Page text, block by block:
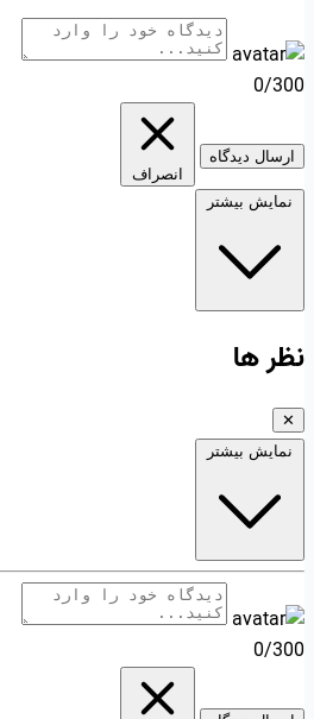
0/300
ارسال دیدگاه
انصراف
نمایش بیشتر
نظر ها
✕
نمایش بیشتر
0/300